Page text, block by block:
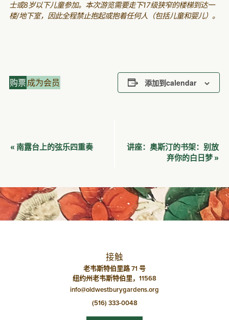
士或8岁以下儿童参加。本次游览需要走下17级狭窄的楼梯到达一
楼/地下室，因此全程禁止抱起或抱着任何人（包括儿童和婴儿）。
购票成为会员 添加到calendar
活
航
« 南露台上的弦乐四重奏
讲座：奥斯汀的书架：别放
弃你的白日梦»
接触
老韦斯特伯里路 71 号
纽约州老韦斯特伯里，11568
info@oldwestburygardens.org
(516) 333-0048